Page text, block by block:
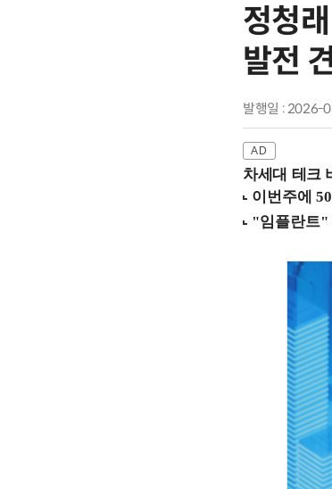
정청
발전
발행일 : 2026-
차세대 테크